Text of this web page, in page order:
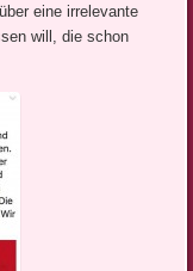
eine irrelevante
will, die schon